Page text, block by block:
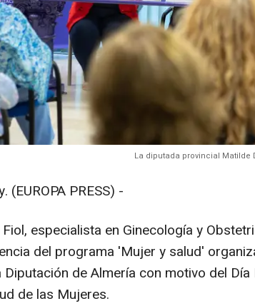
La diputada provincial Matilde
(EUROPA PRESS) -
especialista en Ginecología y
del programa 'Mujer y salud'
Diputación de Almería con motivo del
de las Mujeres.